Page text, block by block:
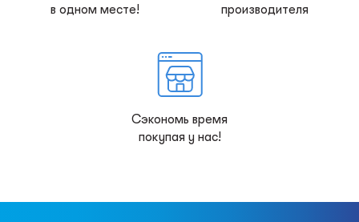
в одном месте!
производителя
Сэкономь время
покупая у нас!